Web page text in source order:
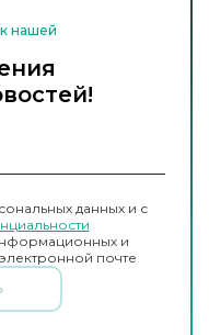
нашей
данных и с
и
почте